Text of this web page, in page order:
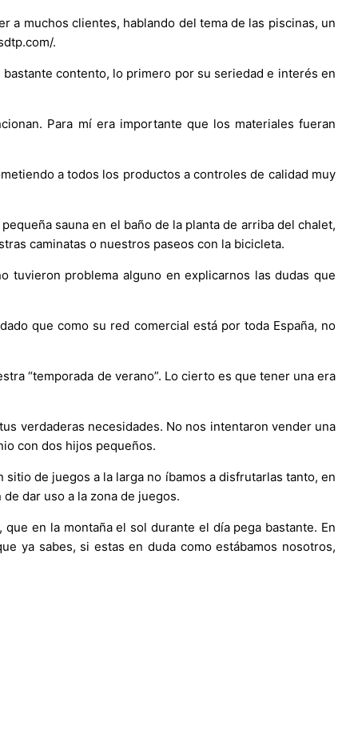
a muchos clientes, hablando del tema de las piscinas, un
.
contento, lo primero por su seriedad e interés en
Para mí era importante que los materiales fueran
a todos los productos a controles de calidad muy
sauna en el baño de la planta de arriba del chalet,
caminatas o nuestros paseos con la bicicleta.
tuvieron problema alguno en explicarnos las dudas que
que como su red comercial está por toda España, no
“temporada de verano”. Lo cierto es que tener una era
verdaderas necesidades. No nos intentaron vender una
con dos hijos pequeños.
de juegos a la larga no íbamos a disfrutarlas tanto, en
dar uso a la zona de juegos.
en la montaña el sol durante el día pega bastante. En
ya sabes, si estas en duda como estábamos nosotros,